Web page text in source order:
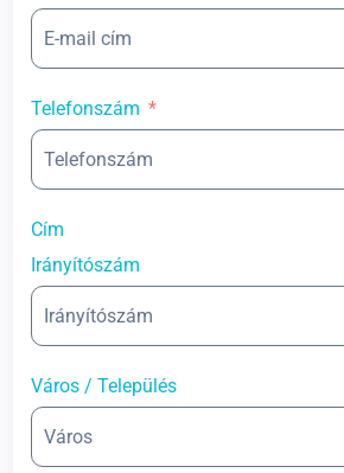
Telefonszám
Cím
Irányítószám
Város / Település